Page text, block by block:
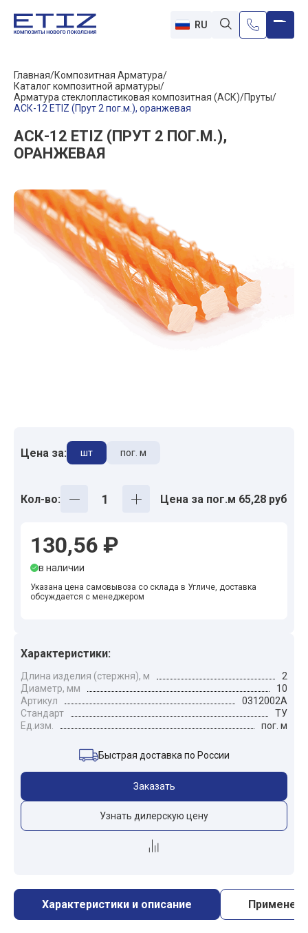
RU
Главная Композитная Арматура
Каталог композитной арматуры
Арматура стеклопластиковая композитная (АСК) Пруты
АСК-12 ETIZ (Прут 2 пог.м.), оранжевая
АСК-12 ETIZ (ПРУТ 2 ПОГ.М.),
ОРАНЖЕВАЯ
Цена за: шт пог. м
Кол-во: Цена за пог.м 65,28 руб
130,56 ₽
в наличии
Указана цена самовывоза со склада в Угличе, доставка
обсуждается с менеджером
Характеристики:
Длина изделия (стержня), м
2
Диаметр, мм
10
Артикул
0312002А
Стандарт
ТУ
Ед.изм.
пог. м
Быстрая доставка по России
Заказать
Узнать дилерскую цену
Характеристики и описание